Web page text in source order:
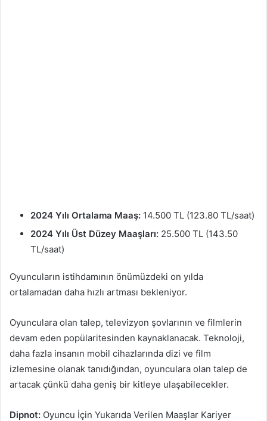
2024 Yılı Ortalama Maaş: 14.500 TL (123.80 TL/saat)
2024 Yılı Üst Düzey Maaşları: 25.500 TL (143.50
TL/saat)
Oyuncuların istihdamının önümüzdeki on yılda
ortalamadan daha hızlı artması bekleniyor.
Oyunculara olan talep, televizyon şovlarının ve filmlerin
devam eden popülaritesinden kaynaklanacak. Teknoloji,
daha fazla insanın mobil cihazlarında dizi ve film
izlemesine olanak tanıdığından, oyunculara olan talep de
artacak çünkü daha geniş bir kitleye ulaşabilecekler.
Dipnot: Oyuncu İçin Yukarıda Verilen Maaşlar Kariyer